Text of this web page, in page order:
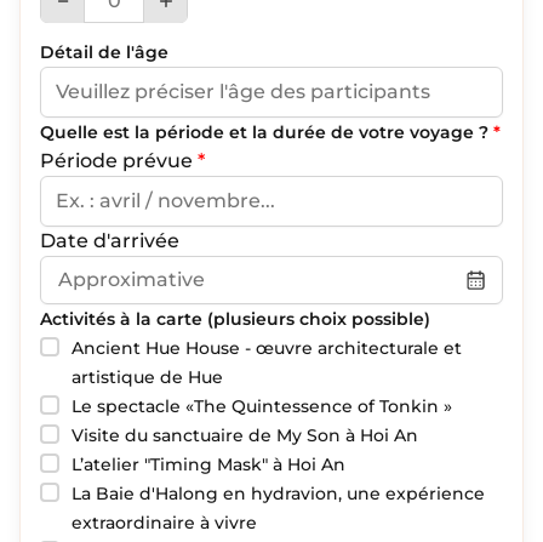
Détail de l'âge
Quelle est la période et la durée de votre voyage ? *
Période prévue *
Date d'arrivée
Activités à la carte (plusieurs choix possible)
Ancient Hue House - œuvre architecturale et
artistique de Hue
Le spectacle «The Quintessence of Tonkin »
Visite du sanctuaire de My Son à Hoi An
L’atelier "Timing Mask" à Hoi An
La Baie d'Halong en hydravion, une expérience
extraordinaire à vivre